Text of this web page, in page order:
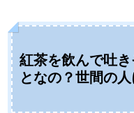
紅茶を飲んで吐
となの？世間の